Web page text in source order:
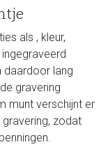
als , kleur,
daardoor lang
gravering
munt verschijnt er
zodat